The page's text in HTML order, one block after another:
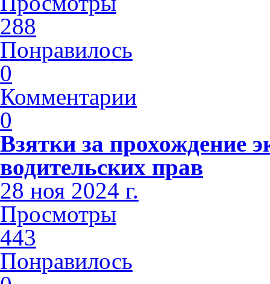
288
Понравилось
0
Комментарии
0
Взятки за прохождение
водительских прав
28 ноя 2024 г.
Просмотры
443
Понравилось